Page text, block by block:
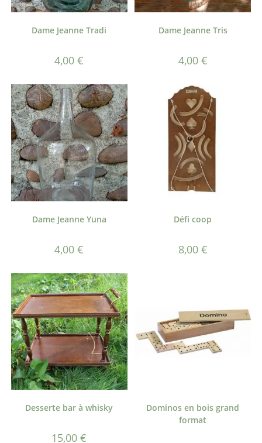
Dame Jeanne Tradi
4,00€
Dame Jeanne Tris
4,00 €
Dame Jeanne Yuna
4,00€
Défi coop
8,00 €
Desserte bar à whisky
15,00€
Dominos en bois grand
format